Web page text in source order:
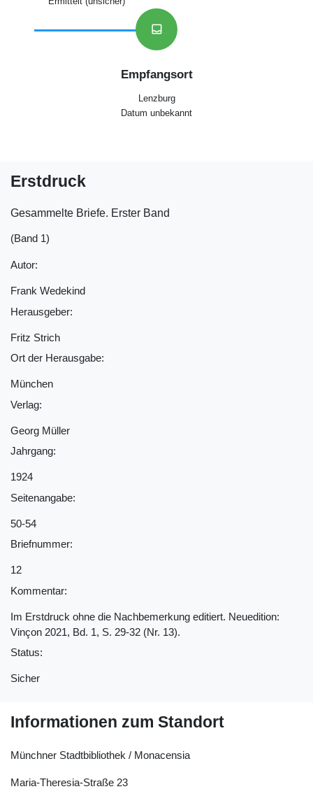
inbox
Empfangsort
Lenzburg
Datum unbekannt
Erstdruck
Gesammelte Briefe. Erster Band
(Band 1)
Autor:
Frank Wedekind
Herausgeber:
Fritz Strich
Ort der Herausgabe:
München
Verlag:
Georg Müller
Jahrgang:
1924
Seitenangabe:
50-54
Briefnummer:
12
Kommentar:
Im Erstdruck ohne die Nachbemerkung editiert. Neuedition:
Vinçon 2021, Bd. 1, S. 29-32 (Nr. 13).
Status:
Sicher
Informationen zum Standort
Münchner Stadtbibliothek / Monacensia
Maria-Theresia-Straße 23